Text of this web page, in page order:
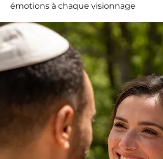
émotions à chaque visionnage